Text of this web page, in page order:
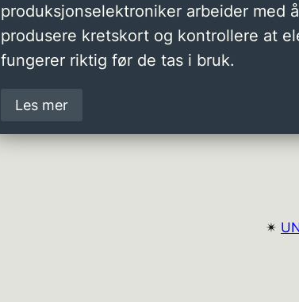
produksjonselektroniker arbeider med
produsere kretskort og kontrollere at
fungerer riktig før de tas i bruk.
Les mer
✴︎